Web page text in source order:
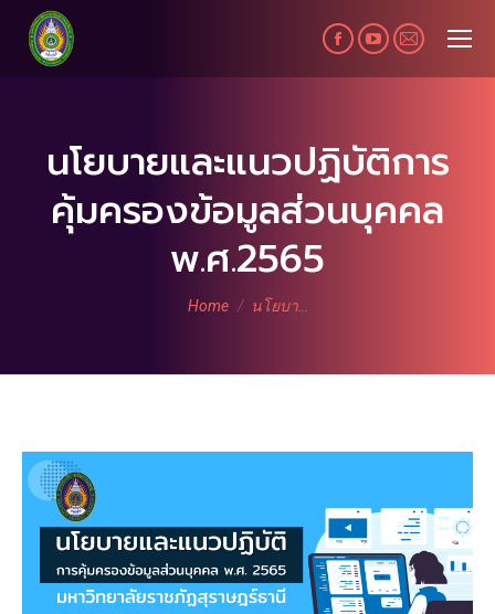
Facebook
page
in
new
window
YouTube
page
in
new
window
Mail
page
new
window
นโยบายและแนวปฏิบัติการ
คุ้มครองข้อมูลส่วนบุคคล
พ.ศ.2565
You are here:
Home นโยบา…